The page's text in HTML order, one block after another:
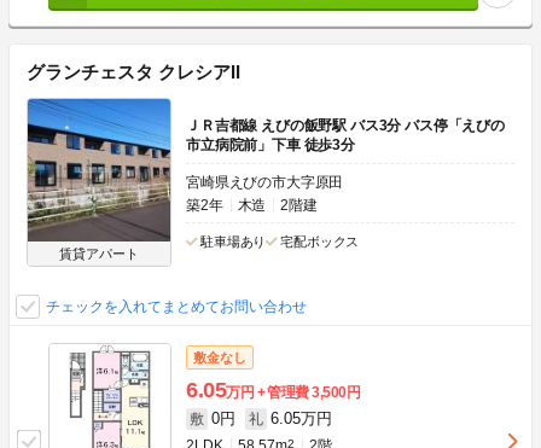
グランチェスタ クレシアII
賃貸アパート
ＪＲ吉都線 えびの飯野駅 バス3分 バス停「えびの
市立病院前」下車 徒歩3分
宮崎県えびの市大字原田
築2年
木造 2階建
駐車場あり 宅配ボックス
チェックを入れてまとめてお問い合わせ
敷金なし
6.05万円 管理費3,500円
敷 0円 礼 6.05万円
2